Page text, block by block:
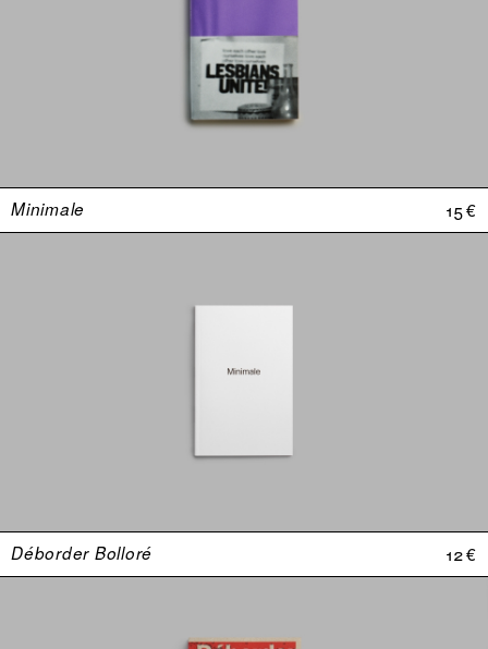
Minimale 15 €
Déborder Bolloré 12 €